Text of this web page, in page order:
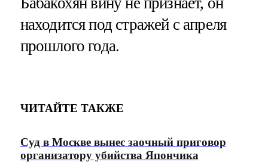
находится под стражей с апреля
прошлого года.
ЧИТАЙТЕ ТАКЖЕ
Суд в Москве вынес заочный приговор
организатору убийства Япончика